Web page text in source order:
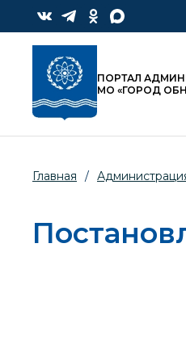
ПОРТАЛ
МО «ГОРОД
Главная /